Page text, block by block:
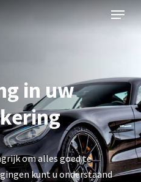
Menu
in uw
om alles goed te
kunt u onderstaand